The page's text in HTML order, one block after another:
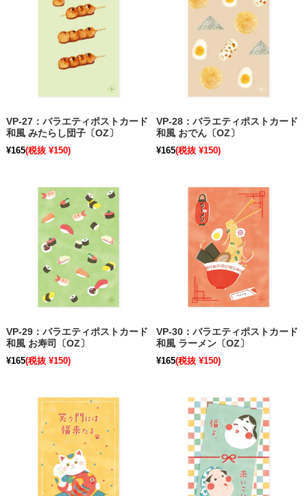
VP-27：バラエティポストカード
和風 みたらし団子〔OZ〕
¥165(税抜 ¥150)
VP-28：バラエティポストカード
和風 おでん〔OZ〕
¥165(税抜 ¥150)
VP-29：バラエティポストカード
和風 お寿司〔OZ〕
¥165(税抜 ¥150)
VP-30：バラエティポストカード
和風 ラーメン〔OZ〕
¥165(税抜 ¥150)